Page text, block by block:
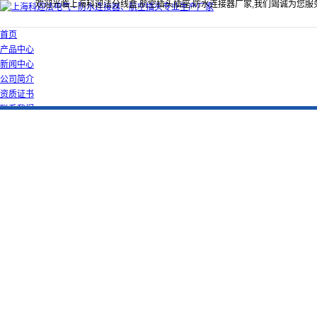
欢迎光临上海科迎法分线盒,航空插头插座,防水连接器厂家,我们竭诚为您服
首页
产品中心
新闻中心
公司简介
资质证书
联系我们